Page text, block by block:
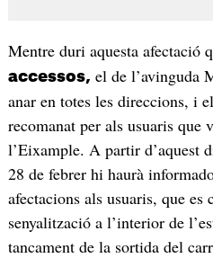
Mentre duri aquesta afectació
accessos, el de l’avinguda
anar en totes les direccions, i
recomanat per als usuaris
l’Eixample. A partir d’aquest
28 de febrer hi haurà
afectacions als usuaris, que es
senyalització a l’interior de
tancament de la sortida del